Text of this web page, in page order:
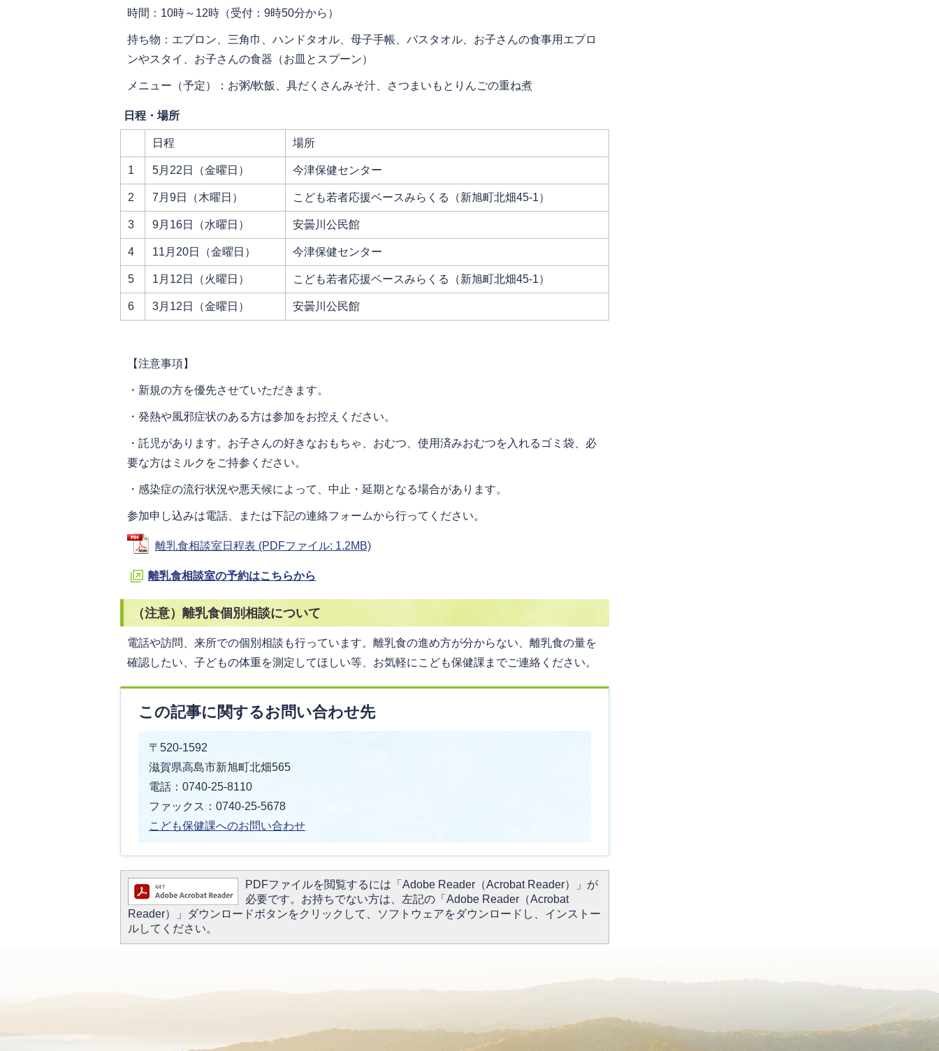
時間：10時～12時（受付：9時50分から）
持ち物：エプロン、三角巾、ハンドタオル、母子手帳、バスタオル、お子さんの食事用エプロ
ンやスタイ、お子さんの食器（お皿とスプーン）
メニュー（予定）：お粥/軟飯、具だくさんみそ汁、さつまいもとりんごの重ね煮
日程・場所
日程 場所
1 5月22日（金曜日） 今津保健センター
2 7月9日（木曜日） こども若者応援ベースみらくる（新旭町北畑45-1）
3 9月16日（水曜日） 安曇川公民館
4 11月20日（金曜日） 今津保健センター
5 1月12日（火曜日） こども若者応援ベースみらくる（新旭町北畑45-1）
6 3月12日（金曜日） 安曇川公民館
【注意事項】
・新規の方を優先させていただきます。
・発熱や風邪症状のある方は参加をお控えください。
・託児があります。お子さんの好きなおもちゃ、おむつ、使用済みおむつを入れるゴミ袋、必
要な方はミルクをご持参ください。
・感染症の流行状況や悪天候によって、中止・延期となる場合があります。
参加申し込みは電話、または下記の連絡フォームから行ってください。
離乳食相談室日程表 (PDFファイル: 1.2MB)
離乳食相談室の予約はこちらから
（注意）離乳食個別相談について
電話や訪問、来所での個別相談も行っています。離乳食の進め方が分からない、離乳食の量を
確認したい、子どもの体重を測定してほしい等、お気軽にこども保健課までご連絡ください。
この記事に関するお問い合わせ先
〒520-1592
滋賀県高島市新旭町北畑565
電話：0740-25-8110
ファックス：0740-25-5678
こども保健課へのお問い合わせ
PDFファイルを閲覧するには「Adobe Reader（Acrobat Reader）」が
必要です。お持ちでない方は、左記の「Adobe Reader（Acrobat
Reader）」ダウンロードボタンをクリックして、ソフトウェアをダウンロードし、インストー
ルしてください。